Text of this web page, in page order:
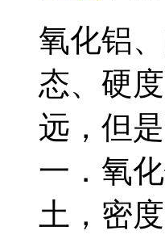
氧化铝
态、硬
远，但
一．氧
土，密